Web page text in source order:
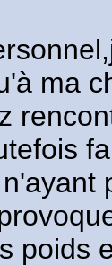
ma
poids